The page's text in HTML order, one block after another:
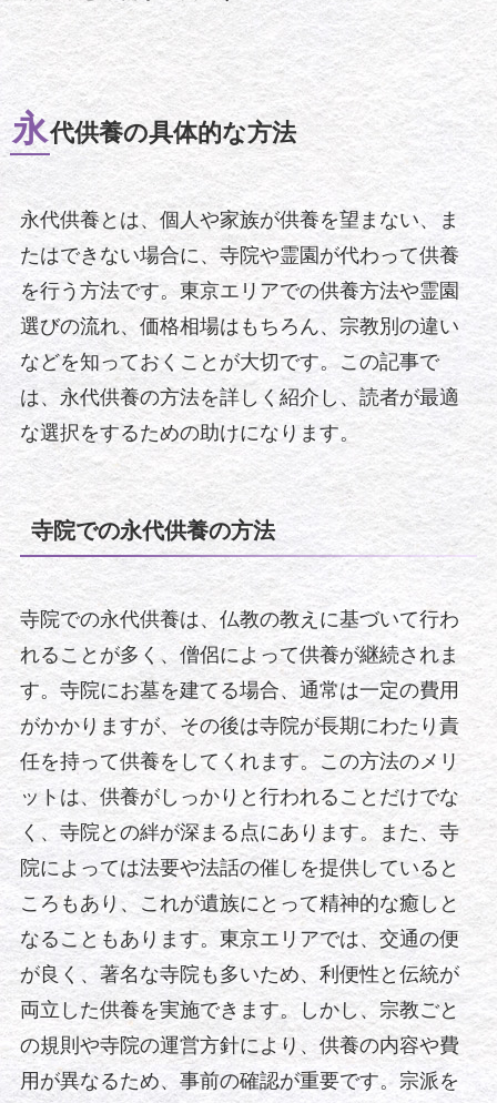
永代供養の具体的な方法
永代供養とは、個人や家族が供養を望まない、ま
たはできない場合に、寺院や霊園が代わって供養
を行う方法です。東京エリアでの供養方法や霊園
選びの流れ、価格相場はもちろん、宗教別の違い
などを知っておくことが大切です。この記事で
は、永代供養の方法を詳しく紹介し、読者が最適
な選択をするための助けになります。
寺院での永代供養の方法
寺院での永代供養は、仏教の教えに基づいて行わ
れることが多く、僧侶によって供養が継続されま
す。寺院にお墓を建てる場合、通常は一定の費用
がかかりますが、その後は寺院が長期にわたり責
任を持って供養をしてくれます。この方法のメリ
ットは、供養がしっかりと行われることだけでな
く、寺院との絆が深まる点にあります。また、寺
院によっては法要や法話の催しを提供していると
ころもあり、これが遺族にとって精神的な癒しと
なることもあります。東京エリアでは、交通の便
が良く、著名な寺院も多いため、利便性と伝統が
両立した供養を実施できます。しかし、宗教ごと
の規則や寺院の運営方針により、供養の内容や費
用が異なるため、事前の確認が重要です。宗派を